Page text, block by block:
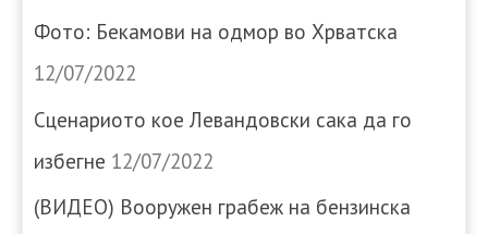
Фото: Бекамови на одмор во Хрватска
12/07/2022
Сценариото кое Левандовски сака да го
избегне 12/07/2022
(ВИДЕО) Вооружен грабеж на бензинска